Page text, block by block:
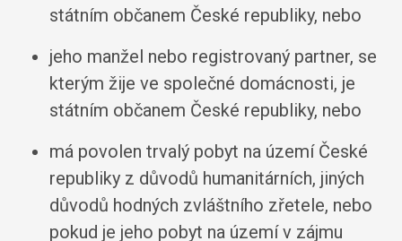
státním občanem České republiky, nebo
jeho manžel nebo registrovaný partner, se
kterým žije ve společné domácnosti, je
státním občanem České republiky, nebo
má povolen trvalý pobyt na území České
republiky z důvodů humanitárních, jiných
důvodů hodných zvláštního zřetele, nebo
pokud je jeho pobyt na území v zájmu